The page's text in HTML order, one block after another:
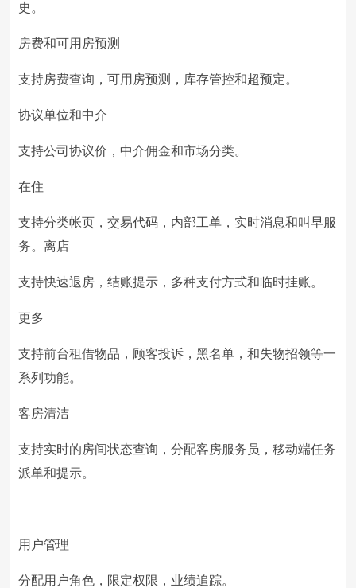
史。
房费和可用房预测
支持房费查询，可用房预测，库存管控和超预定。
协议单位和中介
支持公司协议价，中介佣金和市场分类。
在住
支持分类帐页，交易代码，内部工单，实时消息和叫早服
务。离店
支持快速退房，结账提示，多种支付方式和临时挂账。
更多
支持前台租借物品，顾客投诉，黑名单，和失物招领等一
系列功能。
客房清洁
支持实时的房间状态查询，分配客房服务员，移动端任务
派单和提示。
用户管理
分配用户角色，限定权限，业绩追踪。